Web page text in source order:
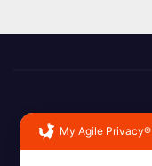
My Agile Privacy®